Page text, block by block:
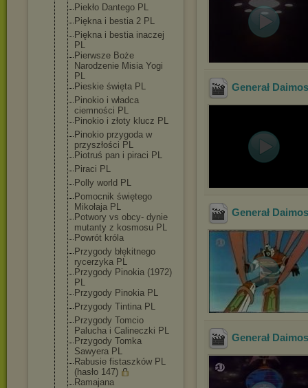
Piekło Dantego PL
Piękna i bestia 2 PL
Piękna i bestia inaczej
PL
Pierwsze Boże
Narodzenie Misia Yogi
PL
Pieskie święta PL
Pinokio i władca
ciemności PL
Pinokio i złoty klucz PL
Pinokio przygoda w
przyszłości PL
Piotruś pan i piraci PL
Piraci PL
Polly world PL
Pomocnik świętego
Mikołaja PL
Potwory vs obcy- dynie
mutanty z kosmosu PL
Powrót króla
Przygody błękitnego
rycerzyka PL
Przygody Pinokia (1972)
PL
Przygody Pinokia PL
Przygody Tintina PL
Przygody Tomcio
Palucha i Calineczki PL
Przygody Tomka
Sawyera PL
Rabusie fistaszków PL
(hasło 147)
Ramajana
Generał
Generał
Generał